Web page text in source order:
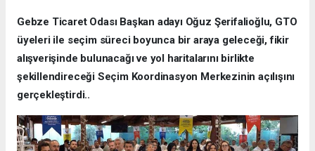
Gebze Ticaret Odası Başkan adayı Oğuz Şerifalioğlu, GTO
üyeleri ile seçim süreci boyunca bir araya geleceği, fikir
alışverişinde bulunacağı ve yol haritalarını birlikte
şekillendireceği Seçim Koordinasyon Merkezinin açılışını
gerçekleştirdi..